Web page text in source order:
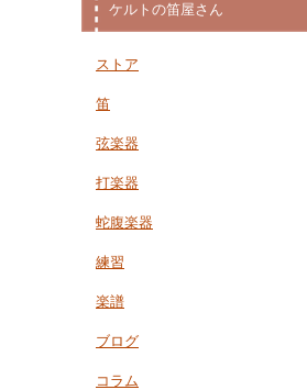
ケルトの笛屋さん
ストア
笛
弦楽器
打楽器
蛇腹楽器
練習
楽譜
ブログ
コラム